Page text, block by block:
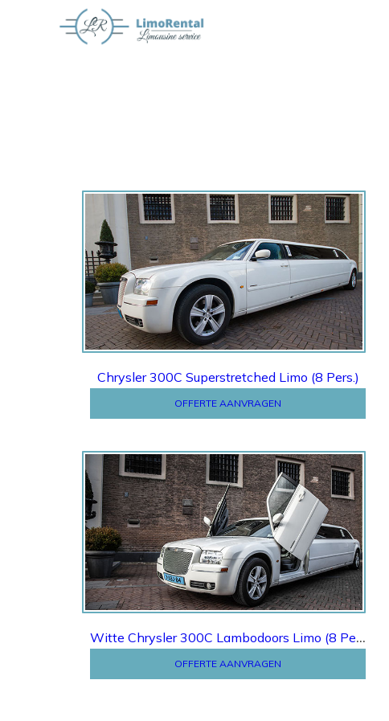
Offerte
Chrysler 300C Superstretched Limo (8 Pers.)
OFFERTE AANVRAGEN
Offerte
Witte Chrysler 300C Lambodoors Limo (8 Pers.)
OFFERTE AANVRAGEN